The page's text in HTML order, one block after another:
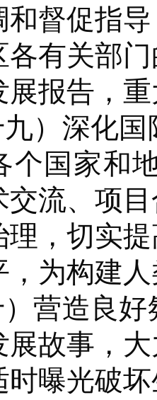
和督促指
各有关部
展报告，
九）深化
个国家和
交流、项
理，切实
，为构建
）营造良
展故事，
时曝光破